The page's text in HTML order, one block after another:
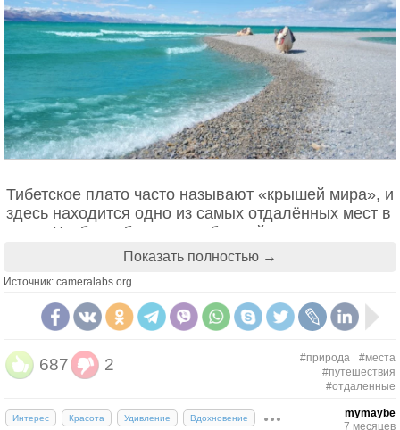
Тибетское плато часто называют «крышей мира», и
здесь находится одно из самых отдалённых мест в
мире. Чтобы добраться до ближайшего города с
населением 50 000 человек и более, необходимо
20 дней пешком. Но захватывающие дух виды
стоят такого похода.
Показать полностью →
Источник: cameralabs.org
687 2 #природа
#места
#путешествия
#отдаленные
Интерес Красота Удивление Вдохновение
mymaybe
7 месяцев